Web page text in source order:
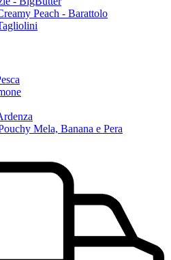
Peach - Barattolo
Mela, Banana e Pera